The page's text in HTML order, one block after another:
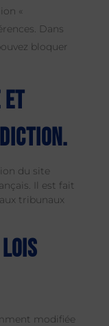
«
Dans
bloquer
et
du site
Il est fait
tribunaux
lois
modifiée